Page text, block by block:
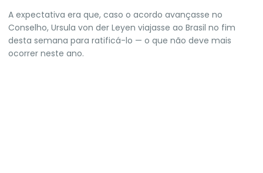
A expectativa era que, caso o acordo avançasse no
Conselho, Ursula von der Leyen viajasse ao Brasil no fim
desta semana para ratificá-lo — o que não deve mais
ocorrer neste ano.